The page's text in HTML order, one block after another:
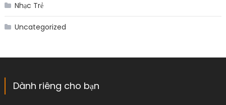
Nhạc Trẻ
Uncategorized
Dành riêng cho bạn